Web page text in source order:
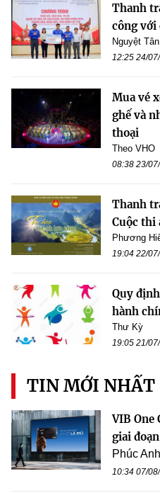
Thanh
công với
Nguyệt Tân
12:25 24/
Mua vé
ghế và
thoại
Theo VHO
08:38 23/
Thanh
Cuộc thi
Phương
19:04 22/
Quy
hành
Thư Kỳ
19:05 21/
TIN MỚI NHẤT
VIB One
giai
Phúc Anh
10:34 07/